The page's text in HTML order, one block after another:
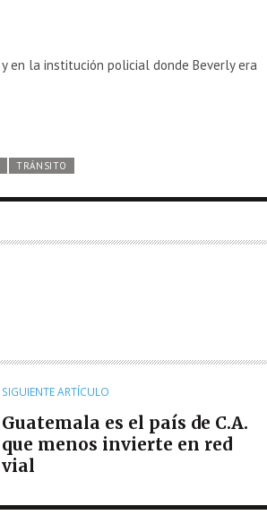
en la institución policial donde Beverly era
TRÁNSITO
SIGUIENTE ARTÍCULO
Guatemala es el país de C.A.
que menos invierte en red
vial